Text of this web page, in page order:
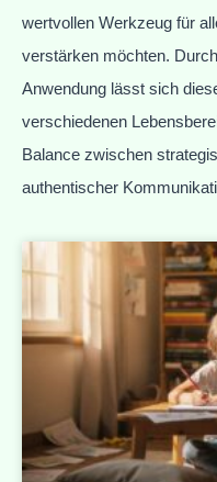
wertvollen Werkzeug für
verstärken möchten.
Anwendung lässt sich
verschiedenen
Balance zwischen
authentischer